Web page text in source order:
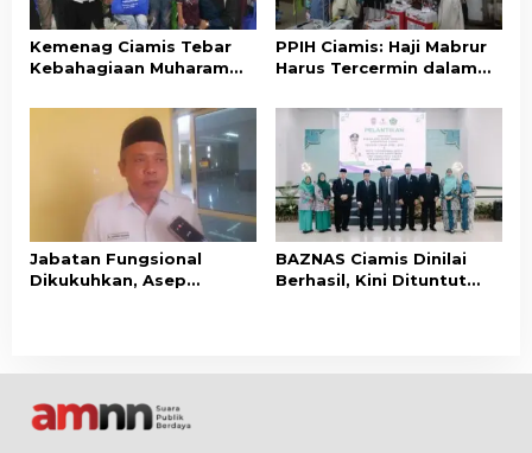
Kemenag Ciamis Tebar
Kebahagiaan Muharam
dan Disabilitas
PPIH Ciamis: Haji Mabrur
Harus Tercermin dalam
Sosial
Jabatan Fungsional
Dikukuhkan, Asep
BAZNAS Ciamis Dinilai
Berhasil, Kini Dituntut